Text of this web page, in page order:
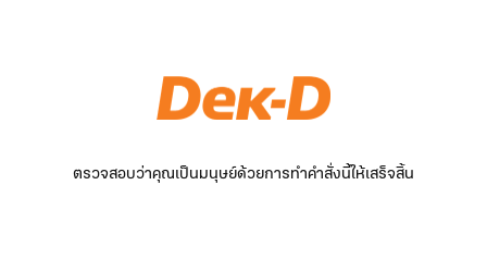
ตรวจสอบว่าคุณเป็นมนุษย์ด้วยการทำคำสั่งนี้ให้เสร็จสิ้น